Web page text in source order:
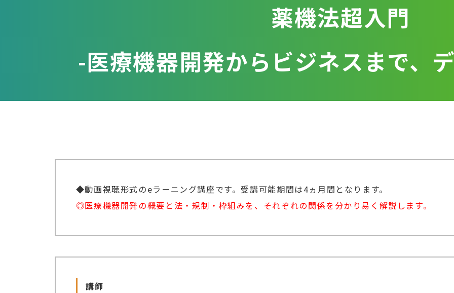
薬機法超入門
-医療機器開発からビジネスまで、
◆動画視聴形式のeラーニング講座です。受講可能期間は4ヵ月間となります。
◎医療機器開発の概要と法・規制・枠組みを、それぞれの関係を分かり易く解説します。
講師